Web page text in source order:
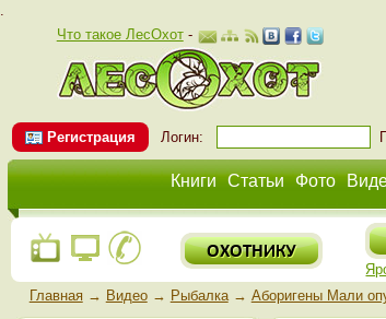
.
Что такое ЛесОхот-
Регистрация Логин:
Книги Статьи Фото
Главная→ Видео→ Рыбалка→ Аборигены Мали